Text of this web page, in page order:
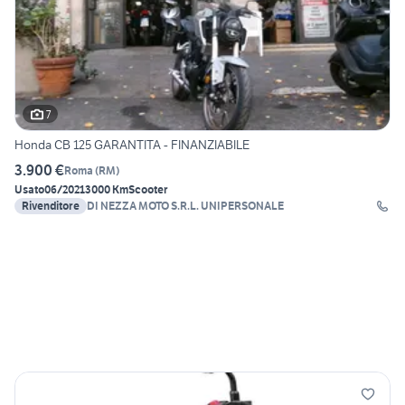
7
Honda CB 125 GARANTITA - FINANZIABILE
3.900 €Roma (RM)
Usato06/20213000 KmScooter
Rivenditore DI NEZZA MOTO S.R.L. UNIPERSONALE